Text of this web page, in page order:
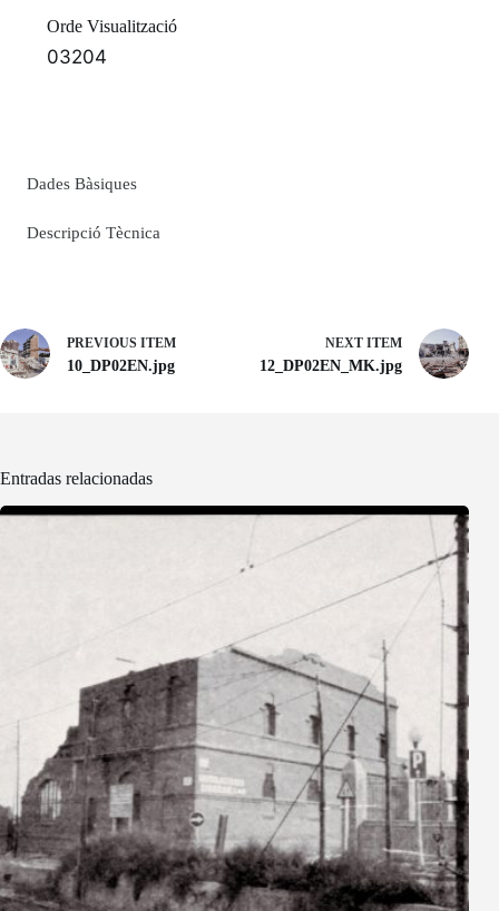
Orde Visualització
03204
Dades Bàsiques
Descripció Tècnica
PREVIOUS ITEM
10_DP02EN.jpg
NEXT ITEM
12_DP02EN_MK.jpg
Entradas relacionadas